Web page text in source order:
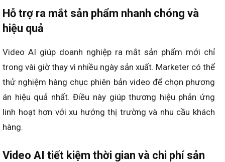
Hỗ trợ ra mắt sản phẩm nhanh chóng và
hiệu quả
Video AI giúp doanh nghiệp ra mắt sản phẩm mới chỉ
trong vài giờ thay vì nhiều ngày sản xuất. Marketer có thể
thử nghiệm hàng chục phiên bản video để chọn phương
án hiệu quả nhất. Điều này giúp thương hiệu phản ứng
linh hoạt hơn với xu hướng thị trường và nhu cầu khách
hàng.
Video AI tiết kiệm thời gian và chi phí sản